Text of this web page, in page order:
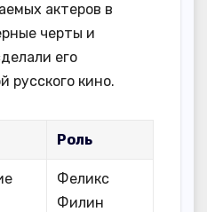
актеров в
черты и
его
русского кино.
Роль
Феликс
Филин